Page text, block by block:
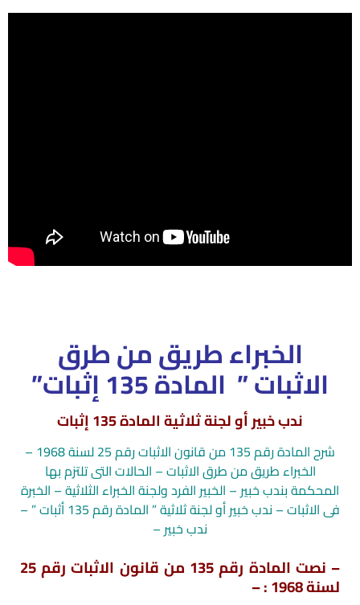
الخبراء طريق من طرق
الاثبات ” المادة 135 إثبات”
ندب خبير أو لجنة ثلاثية المادة 135 إثبات
شرح المادة رقم 135 من قانون الاثبات رقم 25 لسنة 1968 –
الخبراء طريق من طرق الاثبات – الحالات التى تلتزم بها
المحكمة بندب خبير – الخبير الفرد ولجنة الخبراء الثلاثية – الخبرة
فى الاثبات – ندب خبير أو لجنة ثلاثية ” المادة رقم 135 أثبات ” –
ندب خبير –
– نصت المادة رقم 135 من قانون الاثبات رقم 25
لسنة 1968 : –